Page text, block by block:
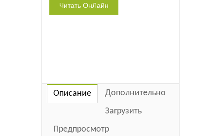
Описание
Дополнительно
Загрузить
Предпросмотр